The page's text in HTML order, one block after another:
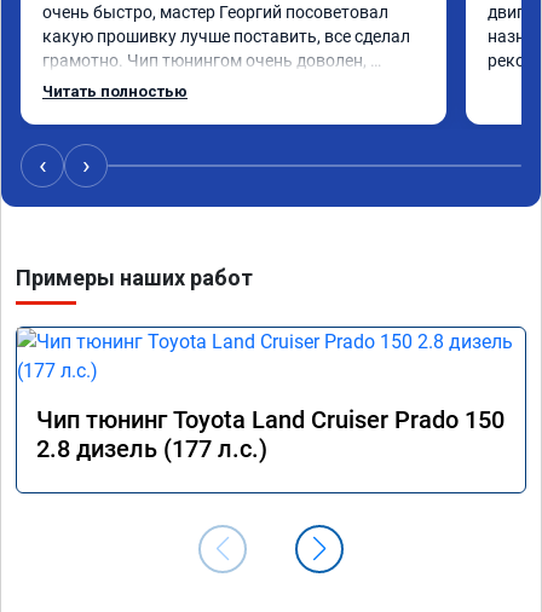
очень быстро, мастер Георгий посоветовал
какую прошивку лучше поставить, все сделал
грамотно. Чип тюнингом очень доволен,
машина ожила немного, отзыв на педаль газа
провалы. Расход топлива остался таким же, но
динамика улучшилась. Советую этот сервис
всем. Спасибо!!!
Читать полностью
‹ ›
Примеры наших работ
Чип тюнинг Toyota Land Cruiser Prado 150
2.8 дизель (177 л.с.)